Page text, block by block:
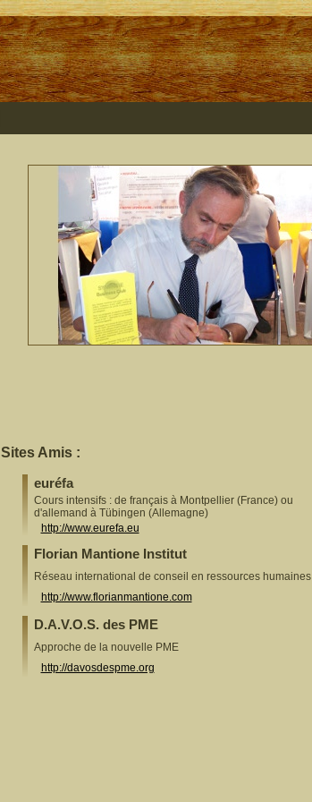
Sites Amis :
euréfa
Cours intensifs : de français à Montpellier (France) ou
d'allemand à Tübingen (Allemagne)
http://www.eurefa.eu
Florian Mantione Institut
Réseau international de conseil en ressources humaines
http://www.florianmantione.com
D.A.V.O.S. des PME
Approche de la nouvelle PME
http://davosdespme.org